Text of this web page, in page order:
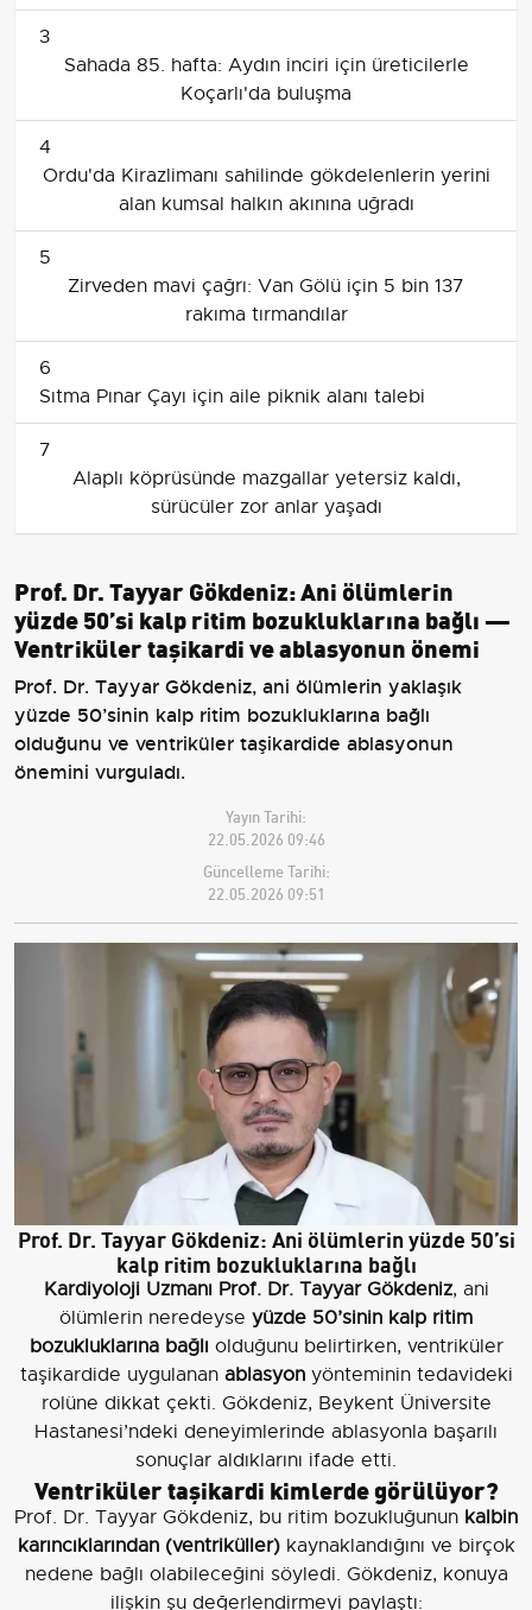
3
Sahada 85. hafta: Aydın inciri için üreticilerle
Koçarlı'da buluşma
4
Ordu'da Kirazlimanı sahilinde gökdelenlerin yerini
alan kumsal halkın akınına uğradı
5
Zirveden mavi çağrı: Van Gölü için 5 bin 137
rakıma tırmandılar
6
Sıtma Pınar Çayı için aile piknik alanı talebi
7
Alaplı köprüsünde mazgallar yetersiz kaldı,
sürücüler zor anlar yaşadı
Prof. Dr. Tayyar Gökdeniz: Ani ölümlerin
yüzde 50’si kalp ritim bozukluklarına bağlı —
Ventriküler taşikardi ve ablasyonun önemi
Prof. Dr. Tayyar Gökdeniz, ani ölümlerin yaklaşık
yüzde 50’sinin kalp ritim bozukluklarına bağlı
olduğunu ve ventriküler taşikardide ablasyonun
önemini vurguladı.
Yayın Tarihi:
22.05.2026 09:46
Güncelleme Tarihi:
22.05.2026 09:51
Prof. Dr. Tayyar Gökdeniz: Ani ölümlerin yüzde 50’si
kalp ritim bozukluklarına bağlı
Kardiyoloji Uzmanı Prof. Dr. Tayyar Gökdeniz, ani
ölümlerin neredeyse yüzde 50’sinin kalp ritim
bozukluklarına bağlı olduğunu belirtirken, ventriküler
taşikardide uygulanan ablasyonyönteminin tedavideki
rolüne dikkat çekti. Gökdeniz, Beykent Üniversite
Hastanesi’ndeki deneyimlerinde ablasyonla başarılı
sonuçlar aldıklarını ifade etti.
Ventriküler taşikardi kimlerde görülüyor?
Prof. Dr. Tayyar Gökdeniz, bu ritim bozukluğunun kalbin
karıncıklarından (ventriküller)kaynaklandığını ve birçok
nedene bağlı olabileceğini söyledi. Gökdeniz, konuya
ilişkin şu değerlendirmeyi paylaştı: